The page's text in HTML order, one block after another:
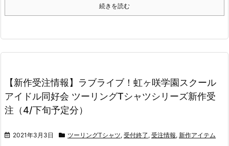
続きを読む
【新作受注情報】ラブライブ！虹ヶ咲学園スクール
アイドル同好会 ツーリングTシャツシリーズ新作受
注（4/下旬予定分）
2021年3月3日 ツーリングTシャツ, 受付終了 , 受注情報, 新作アイテム